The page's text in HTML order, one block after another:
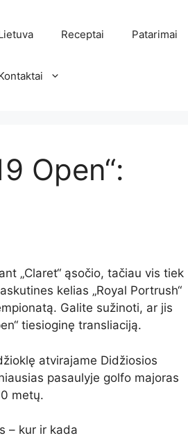
Receptai Patarimai
Open“:
„Claret“ ąsočio, tačiau vis tiek
kelias „Royal Portrush“
Galite sužinoti, ar jis
tiesioginę transliaciją.
atvirajame Didžiosios
pasaulyje golfo majoras
metų.
– kur ir kada